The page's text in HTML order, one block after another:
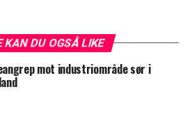
KAN DU OGSÅ LIKE
mot industriområde sør i